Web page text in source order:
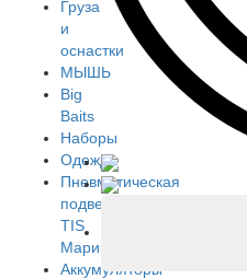
Груза
и
оснастки
МЫШЬ
Big
Baits
Наборы
Одежда
Пневматическая
подвеска
TIS
Марин
Аккумуляторы